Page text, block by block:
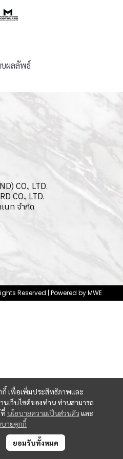
ผลลัพธ์
กี้ เพื่อเพิ่มประสิทธิภาพและ
เว็บไซต์ของท่าน ท่านสามารถ
นโยบายความเป็นส่วนตัว และ
บายคุกกี้
ยอมรับทั้งหมด
CO., LTD.
CO., LTD.
นท จำกัด
Reserved | Powered by MWE